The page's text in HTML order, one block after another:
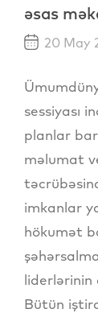
əsas
20 May
sessiyası
planlar
məlumat
imkanlar
hökumət
Bütün